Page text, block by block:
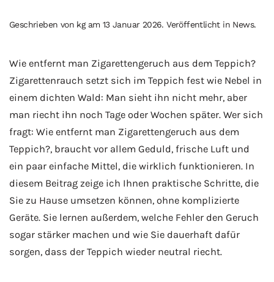
Geschrieben von kgam 13 Januar 2026. Veröffentlicht in News.
Wie entfernt man Zigarettengeruch aus dem Teppich?
Zigarettenrauch setzt sich im Teppich fest wie Nebel in
einem dichten Wald: Man sieht ihn nicht mehr, aber
man riecht ihn noch Tage oder Wochen später. Wer sich
fragt: Wie entfernt man Zigarettengeruch aus dem
Teppich?, braucht vor allem Geduld, frische Luft und
ein paar einfache Mittel, die wirklich funktionieren. In
diesem Beitrag zeige ich Ihnen praktische Schritte, die
Sie zu Hause umsetzen können, ohne komplizierte
Geräte. Sie lernen außerdem, welche Fehler den Geruch
sogar stärker machen und wie Sie dauerhaft dafür
sorgen, dass der Teppich wieder neutral riecht.